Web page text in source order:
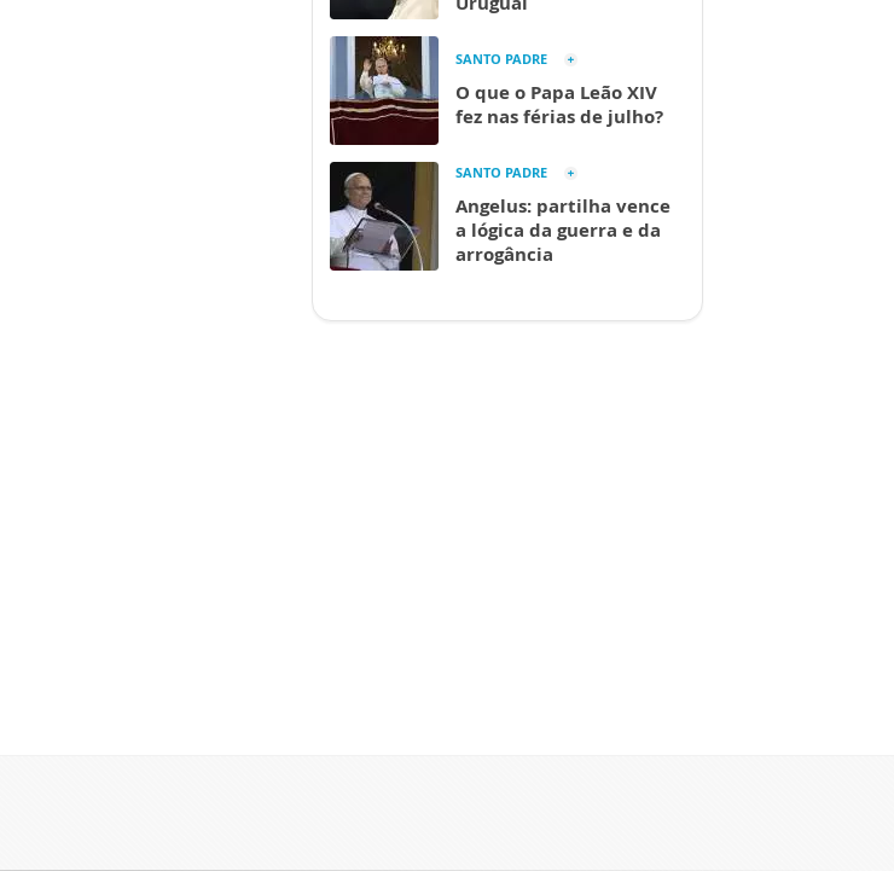
SANTO PADRE
O que o Papa Leão XIV
fez nas férias de julho?
SANTO PADRE
Angelus: partilha vence
a lógica da guerra e da
arrogância